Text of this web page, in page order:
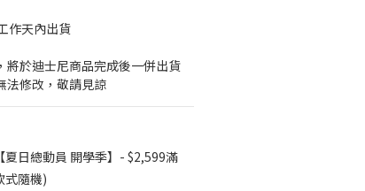
作天內出貨
將於迪士尼商品完成後一併出貨
法修改，敬請見諒
夏日總動員 開學季】- $2,599滿
式隨機)